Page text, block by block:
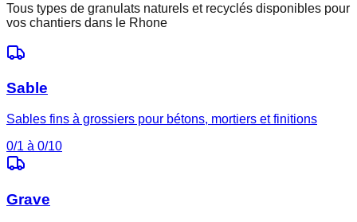
Tous types de granulats naturels et recyclés disponibles pour
vos chantiers dans le Rhone
Sable
Sables fins à grossiers pour bétons, mortiers et finitions
0/1 à 0/10
Grave